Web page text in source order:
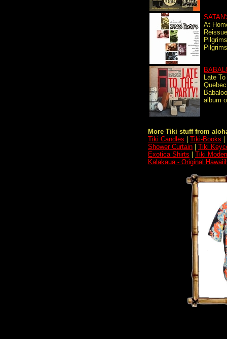
At
Late
album
More Tiki stuff from
Tiki Candles
Tiki-Books
Shower Curtain
Tiki
Exotica Shirts
Tiki
Kalakaua - Original